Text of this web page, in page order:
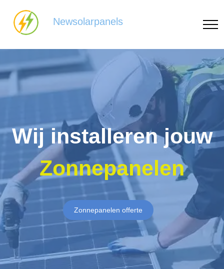
Newsolarpanels
Wij installeren jouw
Zonnepanelen
Zonnepanelen offerte